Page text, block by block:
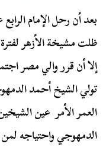
بعد أن رحل الإمام
ظلت مشيخة الأزهر
إلا أن قرر والي مصر
تولي الشيخ أحمد
العمر الأمر عين
الدمهوجي واحتياجه